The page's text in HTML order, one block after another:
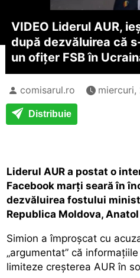
VIDEO Liderul AUR,
după dezvăluirea că
un ofițer FSB în
comisarul.ro
Distribuie
Liderul AUR a postat o
Facebook marți seară în
dezvăluirea fostului
Republica Moldova,
Simion a împroșcat cu
„argumentat” că
limiteze creșterea AUR în